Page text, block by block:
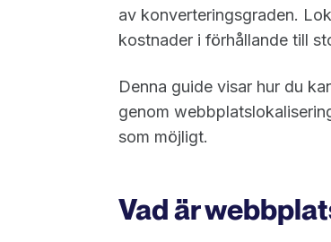
av konverteringsgraden.
kostnader i förhållande till
Denna guide visar hur du
genom
som möjligt.
Vad är